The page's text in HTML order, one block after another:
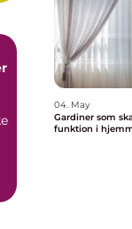
04. May
Gardiner som
funktion i